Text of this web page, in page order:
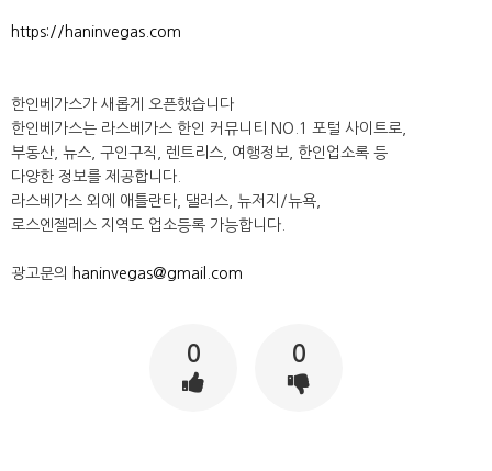
https://haninvegas.com
한인베가스가 새롭게 오픈했습니다
한인베가스는 라스베가스 한인 커뮤니티 NO.1 포털 사이트로,
부동산, 뉴스, 구인구직, 렌트리스, 여행정보, 한인업소록 등
다양한 정보를 제공합니다.
라스베가스 외에 애틀란타, 댈러스, 뉴저지/뉴욕,
로스엔젤레스 지역도 업소등록 가능합니다.
광고문의 haninvegas@gmail.com
0 0